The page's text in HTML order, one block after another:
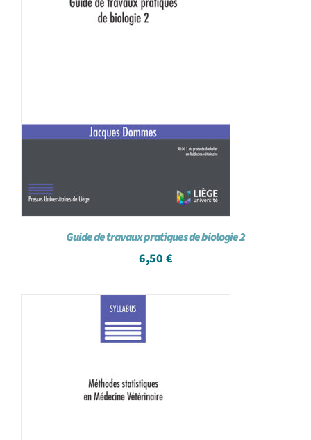
Guide de travaux pratiques de biologie 2
6,50 €